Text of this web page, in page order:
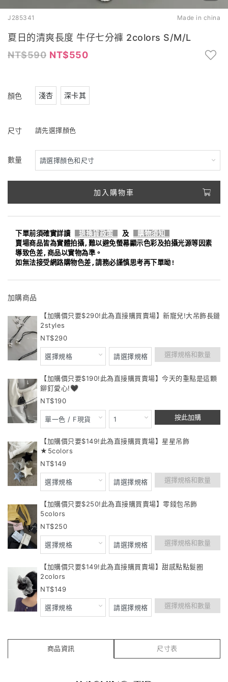
J285341 Made in china
夏日的清爽長度 牛仔七分褲 2colors S/M/L
590
550
顏色 淺杏 深卡其
尺寸 請先選擇顏色
數量
加入購物車
下單前須確實詳讀 退換貨政策 及
購物須知
賣場商品皆為實體拍攝,難以避免螢幕顯示色彩及拍攝光源等因素
導致色差,商品以實物為準。
如無法接受網路購物色差,請務必謹慎思考再下單呦!
加購商品
【加購價只要$290!此為直接購買賣場】新寵兒!大吊飾長鏈
2styles
290
選擇規格和數量
【加購價只要$190!此為直接購買賣場】今天的重點是這顆
鉚釘愛心!🖤
190
按此加購
【加購價只要$149!此為直接購買賣場】星星吊飾
★5colors
149
選擇規格和數量
【加購價只要$250!此為直接購買賣場】零錢包吊飾
5colors
250
選擇規格和數量
【加購價只要$149!此為直接購買賣場】甜感點點髮圈
2colors
149
選擇規格和數量
商品資訊 尺寸表